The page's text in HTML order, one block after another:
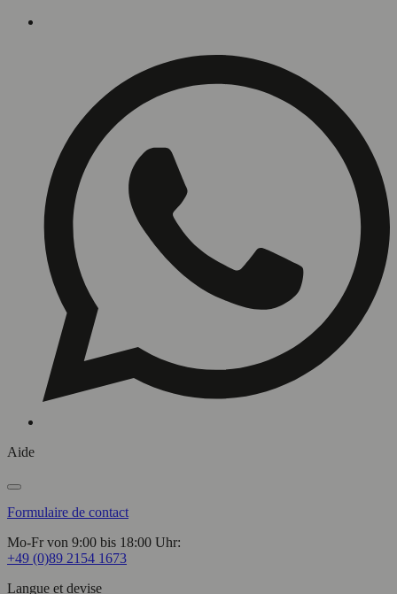
Aide
Formulaire de contact
Mo-Fr von 9:00 bis 18:00 Uhr:
+49 (0)89 2154 1673
Langue et devise